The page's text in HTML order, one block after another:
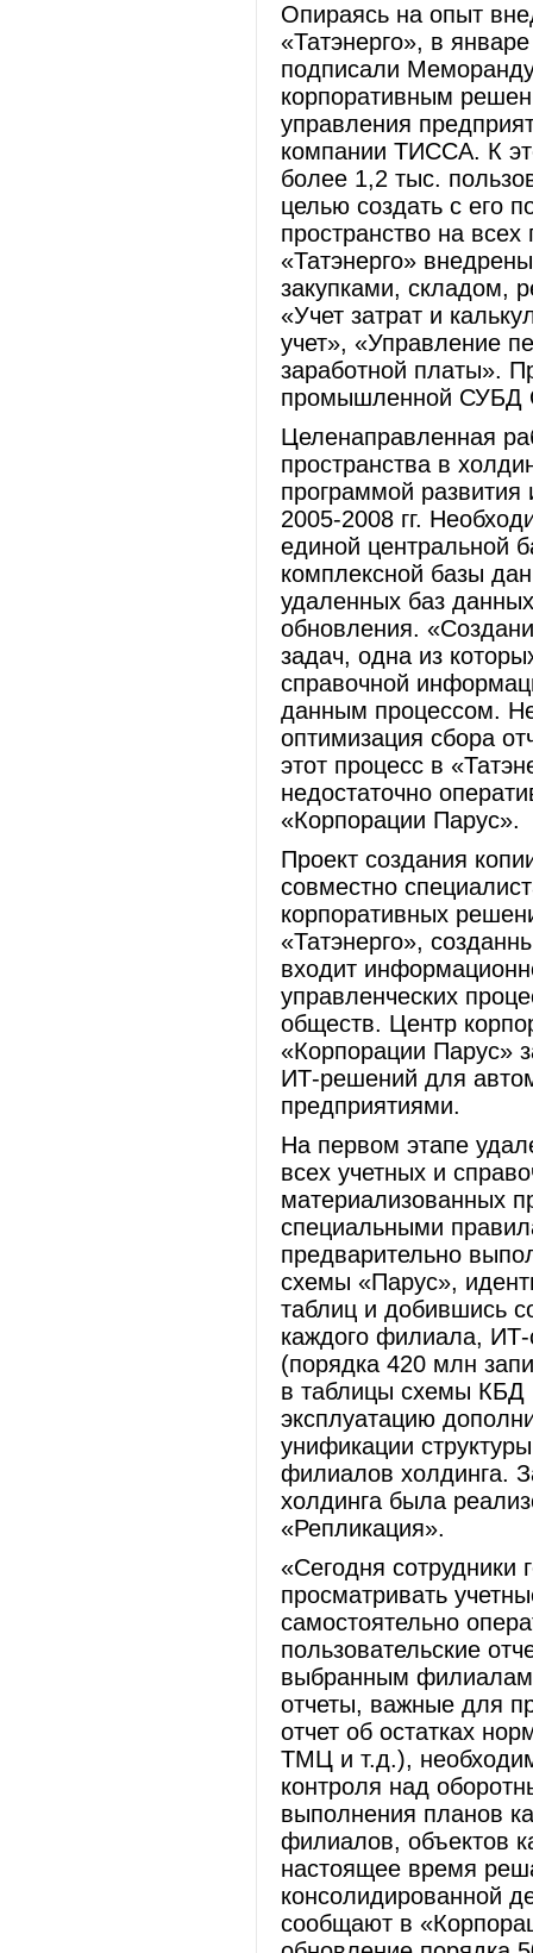
Опираясь на опыт
«Татэнерго», в
подписали
корпоративным
управления
компании ТИССА. К
более 1,2 тыс.
целью создать с его
пространство на
«Татэнерго»
закупками, складом,
«Учет затрат и
учет», «Управление
заработной платы».
промышленной СУБД
Целенаправленная
пространства в
программой
2005-2008 гг.
единой центральной
комплексной базы
удаленных баз
обновления.
задач, одна из
справочной
данным процессом.
оптимизация сбора
этот процесс в
недостаточно
«Корпорации Парус».
Проект создания
совместно
корпоративных
«Татэнерго»,
входит
управленческих
обществ. Центр
«Корпорации Парус»
ИТ-решений для
предприятиями.
На первом этапе
всех учетных и
материализованных
специальными
предварительно
схемы «Парус»,
таблиц и добившись
каждого филиала,
(порядка 420 млн
в таблицы схемы
эксплуатацию
унификации
филиалов холдинга.
холдинга была
«Репликация».
«Сегодня сотрудники
просматривать
самостоятельно
пользовательские
выбранным
отчеты, важные для
отчет об остатках
ТМЦ и т.д.),
контроля над
выполнения планов
филиалов, объектов
настоящее время
консолидированной
сообщают в